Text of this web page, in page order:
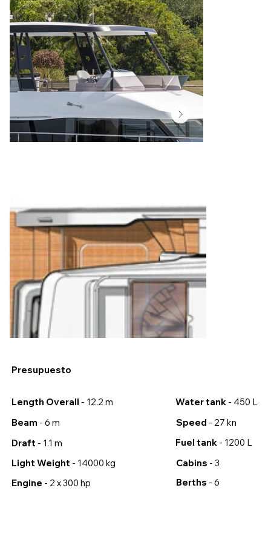
Presupuesto
Length Overall - 12.2 m
Beam - 6 m
Draft - 1.1 m
Light Weight - 14000 kg
Engine - 2 x 300 hp
Speed - 27 kn
Fuel tank - 1200 L
Water tank - 450 L
Cabins - 3
Berths - 6